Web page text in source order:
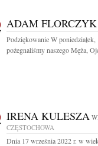
ADAM FLORCZYK
Podziękowanie W
pożegnaliśmy naszego Męża,
IRENA KULESZA
CZĘSTOCHOWA
Dnia 17 września 2022 r. w